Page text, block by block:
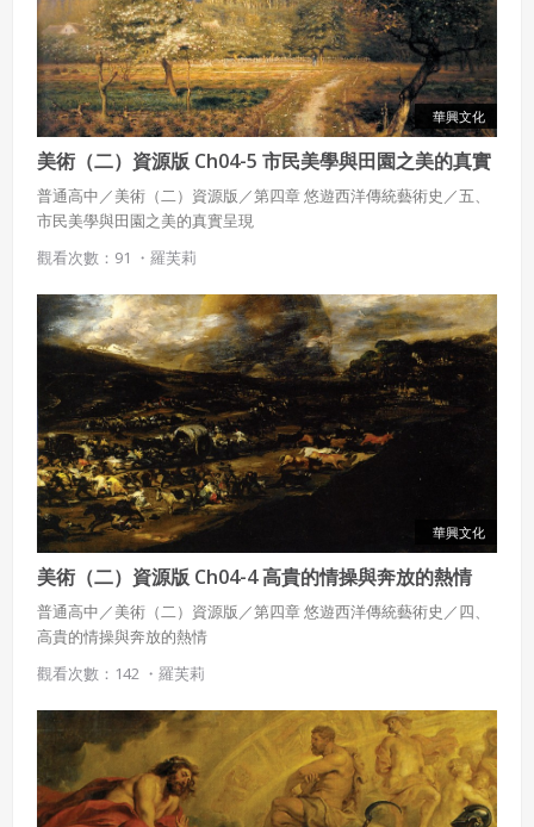
華興文化
美術（二）資源版 Ch04-5 市民美學與田園之美的真實
呈現
普通高中／美術（二）資源版／第四章 悠遊西洋傳統藝術史／五、
市民美學與田園之美的真實呈現
觀看次數：91 ・ 羅芙莉
華興文化
美術（二）資源版 Ch04-4 高貴的情操與奔放的熱情
普通高中／美術（二）資源版／第四章 悠遊西洋傳統藝術史／四、
高貴的情操與奔放的熱情
觀看次數：142 ・ 羅芙莉